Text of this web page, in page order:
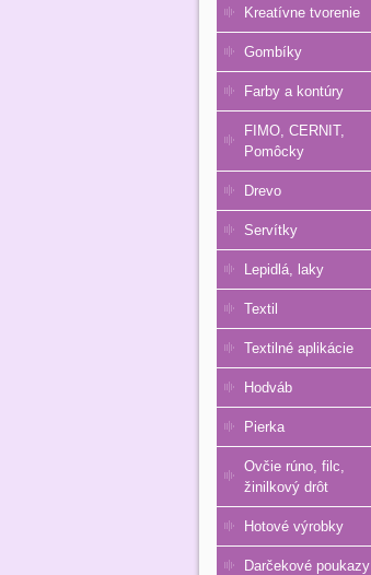
Kreatívne tvorenie
Gombíky
Farby a kontúry
FIMO, CERNIT,
Pomôcky
Drevo
Servítky
Lepidlá, laky
Textil
Textilné aplikácie
Hodváb
Pierka
Ovčie rúno, filc,
žinilkový drôt
Hotové výrobky
Darčekové poukazy